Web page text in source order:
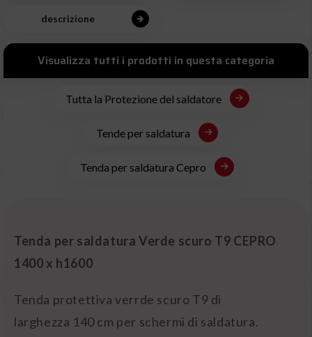
descrizione
Visualizza tutti i prodotti in questa categoria
Tutta la Protezione del saldatore
Tende per saldatura
Tenda per saldatura Cepro
Tenda per saldatura Verde scuro T9 CEPRO
1400 x h1600
Tenda protettiva verrde scuro T9 di
larghezza 140 cm per schermi di saldatura.